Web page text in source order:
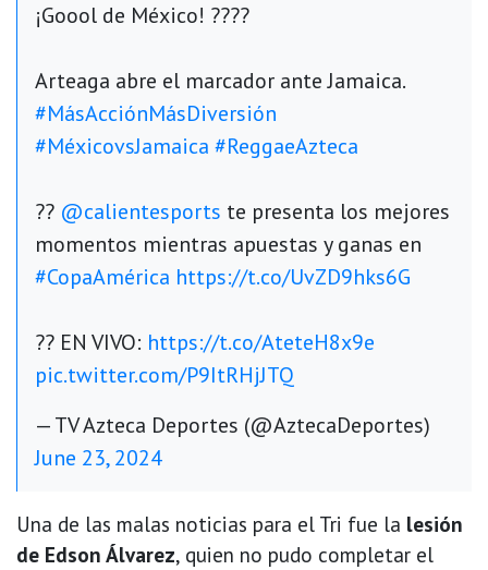
¡Goool de México! ????
Arteaga abre el marcador ante Jamaica.
#MásAcciónMásDiversión
#MéxicovsJamaica #ReggaeAzteca
?? @calientesports te presenta los mejores
momentos mientras apuestas y ganas en
#CopaAmérica https://t.co/UvZD9hks6G
?? EN VIVO: https://t.co/AteteH8x9e
pic.twitter.com/P9ItRHjJTQ
— TV Azteca Deportes (@AztecaDeportes)
June 23, 2024
Una de las malas noticias para el Tri fue la lesión
de Edson Álvarez, quien no pudo completar el